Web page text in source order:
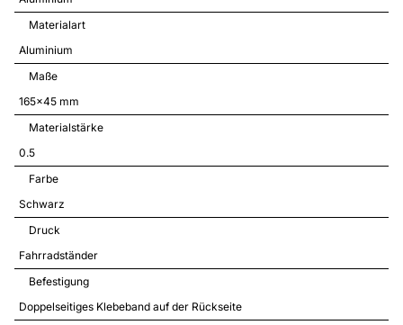
Materialart
Aluminium
Maße
165x45 mm
Materialstärke
0.5
Farbe
Schwarz
Druck
Fahrradständer
Befestigung
Doppelseitiges Klebeband auf der Rückseite